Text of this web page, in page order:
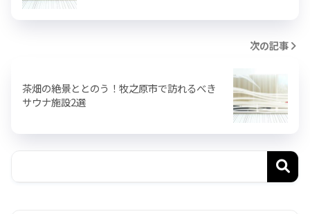
次の記事
茶畑の絶景ととのう！牧之原市で訪れるべき
サウナ施設2選